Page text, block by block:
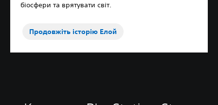
біосфери та врятувати світ.
Продовжіть історію Елой